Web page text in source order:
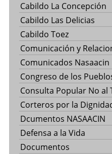
Cabildo La Concepción
Cabildo Las Delicias
Cabildo Toez
Comunicación y
Comunicados Nasaacin
Congreso de los
Consulta Popular No al
Corteros por la
Dcumentos NASAACIN
Defensa a la Vida
Documentos